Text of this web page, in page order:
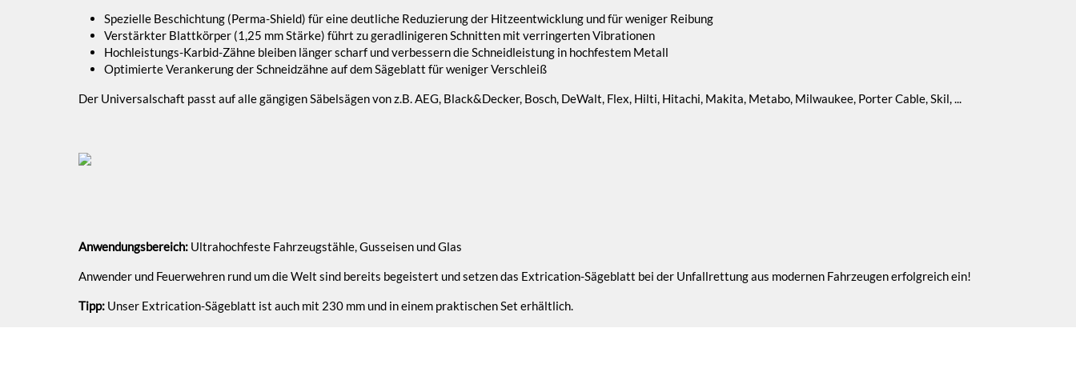
Spezielle Beschichtung (Perma-Shield) für eine deutliche Reduzierung der Hitzeentwicklung und für weniger Reibung
Verstärkter Blattkörper (1,25 mm Stärke) führt zu geradlinigeren Schnitten mit verringerten Vibrationen
Hochleistungs-Karbid-Zähne bleiben länger scharf und verbessern die Schneidleistung in hochfestem Metall
Optimierte Verankerung der Schneidzähne auf dem Sägeblatt für weniger Verschleiß
Der Universalschaft passt auf alle gängigen Säbelsägen von z.B. AEG, Black&Decker, Bosch, DeWalt, Flex, Hilti, Hitachi, Makita, Metabo, Milwaukee, Porter Cable, Skil, ...
Anwendungsbereich:Ultrahochfeste Fahrzeugstähle, Gusseisen und Glas
Anwender und Feuerwehren rund um die Welt sind bereits begeistert und setzen das Extrication-Sägeblatt bei der Unfallrettung aus modernen Fahrzeugen erfolgreich ein!
Tipp:Unser Extrication-Sägeblatt ist auch mit 230 mm und in einem praktischen Set erhältlich.